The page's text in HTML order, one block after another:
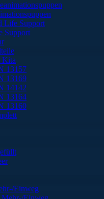
Life Support
Support
Kita
13157
13169
14142
13164
13160
Einweg